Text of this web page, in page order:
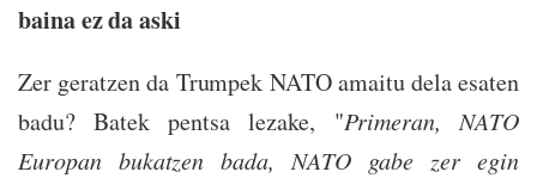
baina ez da aski
Zer geratzen da Trumpek NATO amaitu dela esaten
badu? Batek pentsa lezake, "Primeran, NATO
Europan bukatzen bada, NATO gabe zer egin